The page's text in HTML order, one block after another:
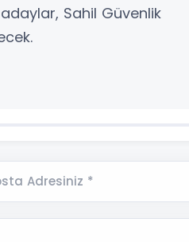
Sahil Güvenlik
Adresiniz *